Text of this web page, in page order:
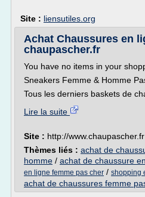
Site : liensutiles.org
Achat Chaussures en
chaupascher.fr
You have no items in your
Sneakers Femme & Homme
Tous les derniers baskets de
Lire la suite
Site : http://www.chaupascher.fr
Thèmes liés : achat de
homme / achat de chaussure
en ligne femme pas cher / shopping
achat de chaussures femme